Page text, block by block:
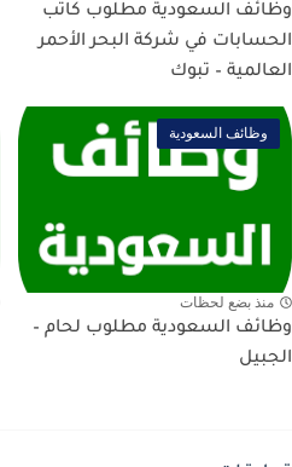
وظائف السعودية مطلوب كاتب
الحسابات في شركة البحر الأحمر
العالمية – تبوك
وظائف السعودية
منذ بضع لحظات
وظائف السعودية مطلوب لحام –
الجبيل